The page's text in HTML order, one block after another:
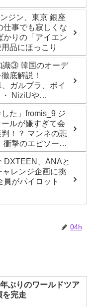
ジン、東京 銀座
仕事でも寂しくな
かりの「アイエン
品にほっこり
識③ 韓国のオーデ
底解説！
ガルプラ、ボイ
NiziUや
ら人気
と誕生！ JO1や
だ日プまで一挙紹
した」fromis_9 ジ
ルが嫌すぎて会
！？ マンネの悲
衝撃のエピソード
DXTEEN、ANAと
ャレンジ企画に挑
員がパイロット
04h
ぶりのワールドツア
を完走